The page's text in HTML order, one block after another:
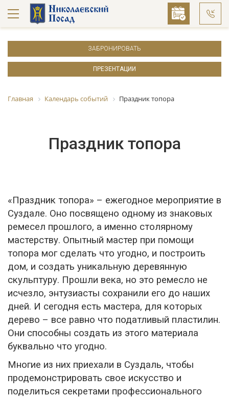
ЗАБРОНИРОВАТЬ
ПРЕЗЕНТАЦИИ
Главная Календарь событий Праздник топора
Праздник топора
«Праздник топора» – ежегодное мероприятие в
Суздале. Оно посвящено одному из знаковых
ремесел прошлого, а именно столярному
мастерству. Опытный мастер при помощи
топора мог сделать что угодно, и построить
дом, и создать уникальную деревянную
скульптуру. Прошли века, но это ремесло не
исчезло, энтузиасты сохранили его до наших
дней. И сегодня есть мастера, для которых
дерево – все равно что податливый пластилин.
Они способны создать из этого материала
буквально что угодно.
Многие из них приехали в Суздаль, чтобы
продемонстрировать свое искусство и
поделиться секретами профессионального